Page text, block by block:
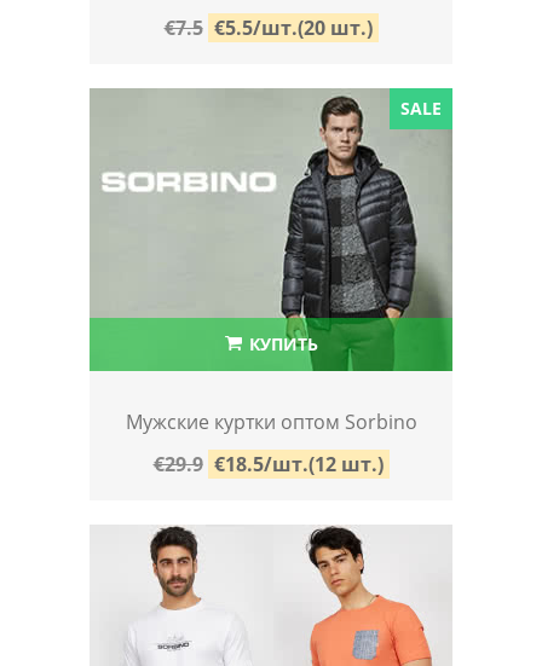
€7.5 €5.5/шт.(20 шт.)
SALE
КУПИТЬ
Мужские куртки оптом Sorbino
€29.9 €18.5/шт.(12 шт.)